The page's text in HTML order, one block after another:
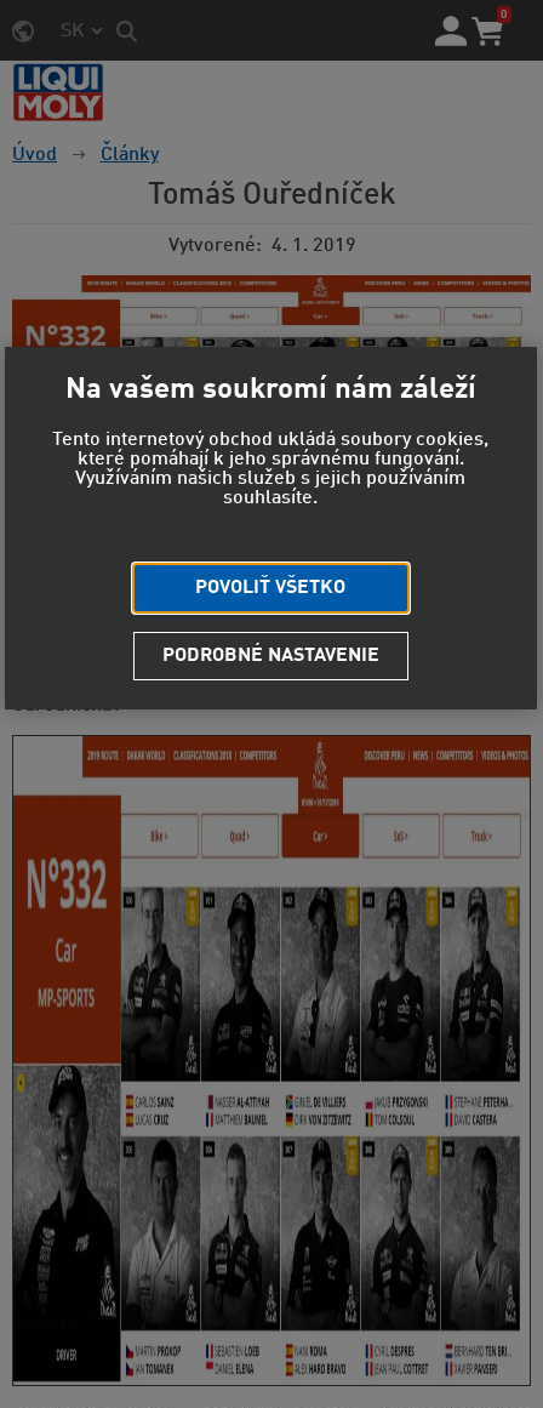
SK
0
Úvod Články
Tomáš Ouředníček
Vytvorené 4. 1. 2019
pilot Tomáš Ouředníček a navigátor David
- odlétá do peruánské Limy, kde stejně jako v roce
2018 odstartuje legendárnínejtěžší a největší závod
planety - DAKAR.Startovní listinaslibuje nelítostný boj -
všechny velké hvězdy oznámily svoji účast. Jak vypadá
startovní listina 41. ročníku Rally Dakar z pohledu Tomáše
Ouředníčka?
Na vašem soukromí nám záleží
Tento internetový obchod ukládá soubory cookies,
které pomáhají k jeho správnému fungování.
Využíváním našich služeb s jejich používáním
souhlasíte.
POVOLIŤ VŠETKO
PODROBNÉ NASTAVENIE